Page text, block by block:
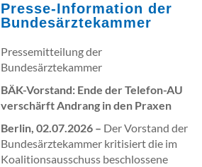
Presse-Information der
Bundesärztekammer
Pressemitteilung der
Bundesärztekammer
BÄK-Vorstand: Ende der Telefon-AU
verschärft Andrang in den Praxen
Berlin, 02.07.2026 – Der Vorstand der
Bundesärztekammer kritisiert die im
Koalitionsausschuss beschlossene